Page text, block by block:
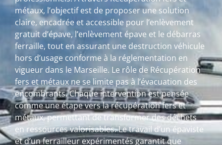
métaux, l’objectif est de proposer une solution
claire, encadrée et accessible pour l’enlèvement
gratuit d’épave, l’enlèvement épave et le débarras
ferraille, tout en assurant une destruction véhicule
hors d’usage conforme à la réglementation en
vigueur dans le Marseille. Le rôle de Récupération
fers et métaux ne se limite pas à l’évacuation des
encombrants. Chaque intervention est pensée
comme une étape vers la récupération fers et
métaux, permettant de transformer des déchets
en ressources valorisables. Le travail d’un épaviste
et d’un ferrailleur expérimentés garantit que